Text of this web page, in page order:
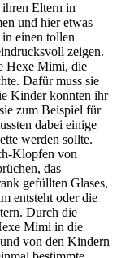
Eltern in
und hier etwas
in einen tollen
zeigen.
Hexe Mimi, die
Dafür muss sie
Kinder konnten ihr
zum Beispiel für
dabei einige
werden sollte.
Klopfen von
das
gefüllten Glases,
entsteht oder die
Durch die
Mimi in die
von den Kindern